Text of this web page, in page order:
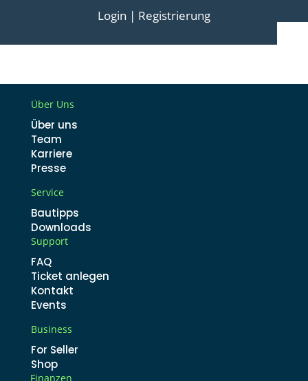
Login | Registrierung
Über Uns
Über uns
Team
Karriere
Presse
Service
Bautipps
Downloads
Support
FAQ
Ticket anlegen
Kontakt
Events
Business
For Seller
Shop
Finanzen